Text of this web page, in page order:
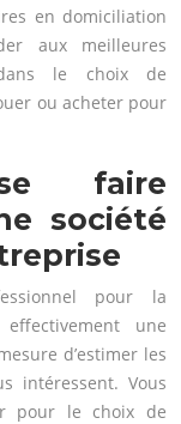
en domiciliation
aux meilleures
le choix de
ou acheter pour
faire
société
pour la
une
d’estimer les
intéressent. Vous
pour le choix de